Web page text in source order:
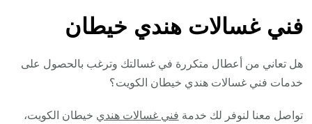
فني غسالات هندي خيطان
هل تعاني من أعطال متكررة في غسالتك وترغب بالحصول على
خدمات فني غسالات هندي خيطان الكويت؟
تواصل معنا لنوفر لك خدمة فني غسالات هندي خيطان الكويت،